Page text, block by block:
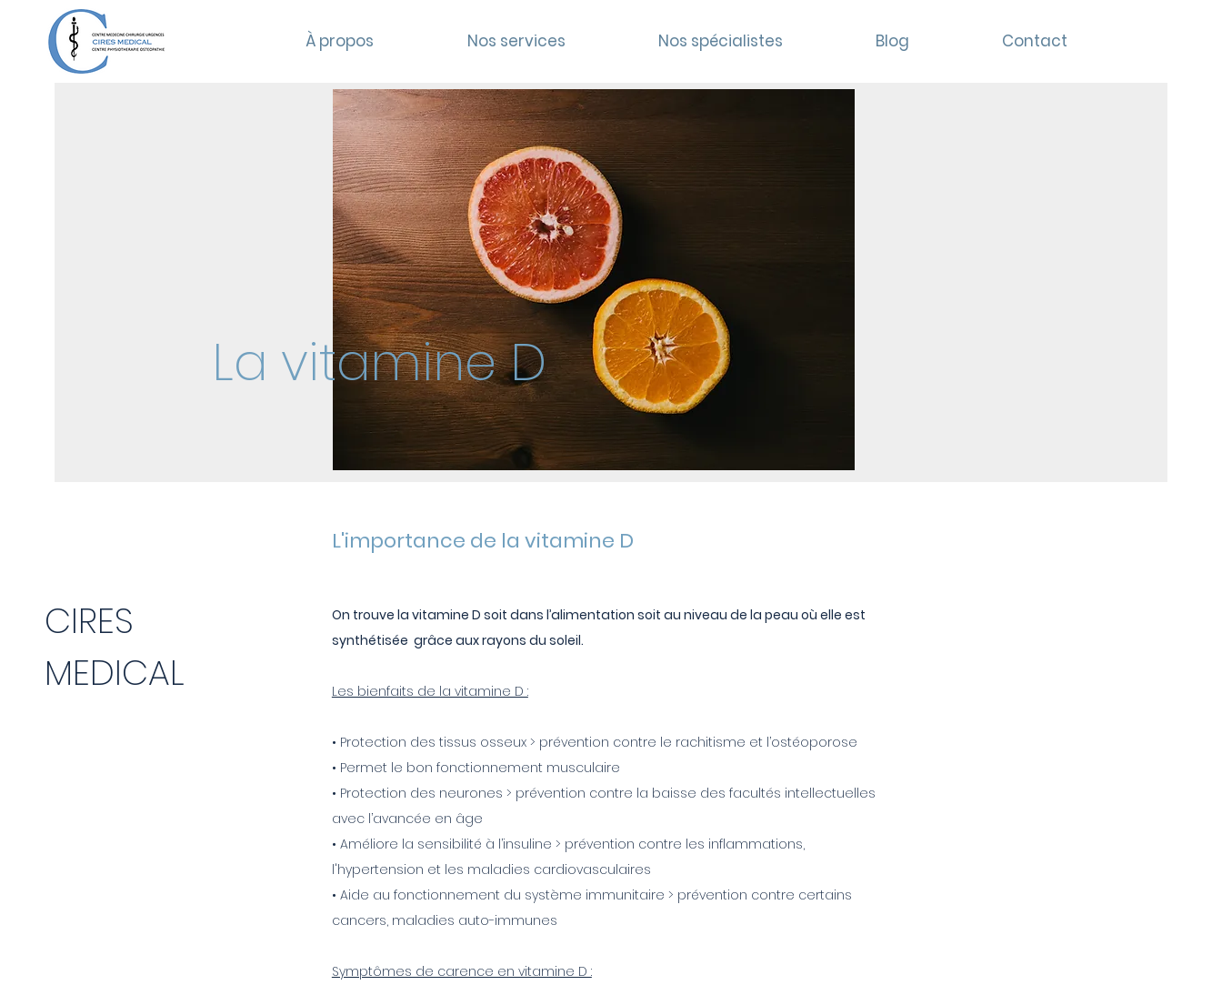
À propos Nos services Nos spécialistes Blog Contact
La vitamine D
CIRES
MEDICAL
L'importance de la vitamine D
On trouve la vitamine D soit dans l’alimentation soit au niveau de la peau où elle est
synthétisée grâce aux rayons du soleil.
Les bienfaits de la vitamine D :
• Protection des tissus osseux > prévention contre le rachitisme et l’ostéoporose
• Permet le bon fonctionnement musculaire
• Protection des neurones > prévention contre la baisse des facultés intellectuelles
avec l’avancée en âge
• Améliore la sensibilité à l’insuline > prévention contre les inflammations,
l'hypertension et les maladies cardiovasculaires
• Aide au fonctionnement du système immunitaire > prévention contre certains
cancers, maladies auto-immunes
Symptômes de carence en vitamine D :